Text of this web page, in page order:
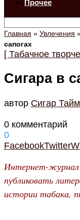
Прочее
Главная » Увлечения
сапогах
[ Табачное
Сигара в
автор Cигар Тайм
0 комментарий
0
FacebookTwitter
Интернет-
публиковать
истории табака,